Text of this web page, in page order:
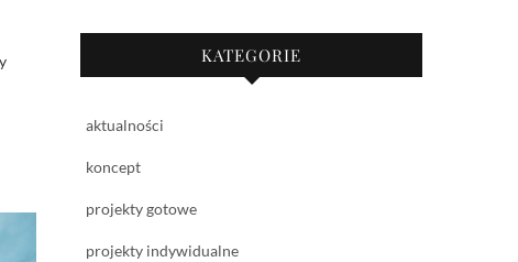
KATEGORIE
aktualności
koncept
projekty gotowe
projekty indywidualne